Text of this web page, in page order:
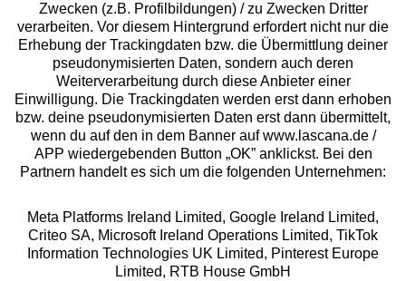
Beratung
Über uns
Rechtliches
Alle Preise inkl. MwSt., zzgl.
Versandkosten
** Bonität vorausgesetzt, berechtigt zur Bonitätsprüfung
Zwecken (z.B. Profilbildungen) / zu Zwecken Dritter
verarbeiten. Vor diesem Hintergrund erfordert nicht nur die
Erhebung der Trackingdaten bzw. die Übermittlung deiner
pseudonymisierten Daten, sondern auch deren
Weiterverarbeitung durch diese Anbieter einer
Einwilligung. Die Trackingdaten werden erst dann erhoben
bzw. deine pseudonymisierten Daten erst dann übermittelt,
wenn du auf den in dem Banner auf www.lascana.de /
APP wiedergebenden Button „OK” anklickst. Bei den
Partnern handelt es sich um die folgenden Unternehmen:
Meta Platforms Ireland Limited, Google Ireland Limited,
Criteo SA, Microsoft Ireland Operations Limited, TikTok
Information Technologies UK Limited, Pinterest Europe
Limited, RTB House GmbH